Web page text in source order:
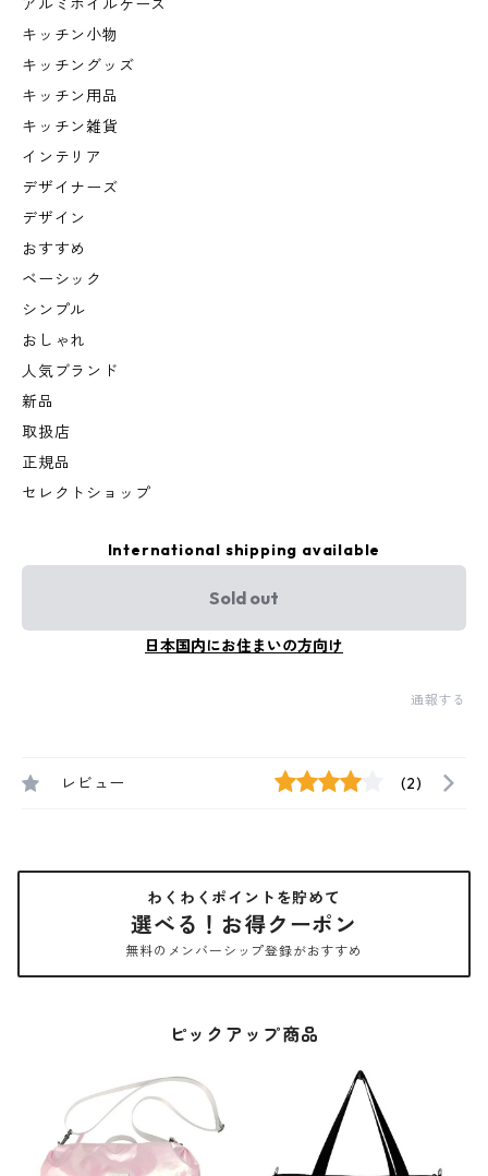
アルミホイルケース
キッチン小物
キッチングッズ
キッチン用品
キッチン雑貨
インテリア
デザイナーズ
デザイン
おすすめ
ベーシック
シンプル
おしゃれ
人気ブランド
新品
取扱店
正規品
セレクトショップ
International shipping available
Sold out
日本国内にお住まいの方向け
通報する
レビュー (2)
わくわくポイントを貯めて
選べる！お得クーポン
無料のメンバーシップ登録がおすすめ
ピックアップ商品